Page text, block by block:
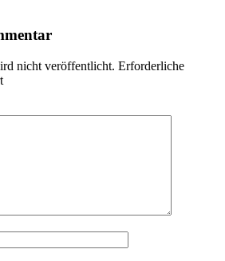
nicht veröffentlicht. Erforderliche